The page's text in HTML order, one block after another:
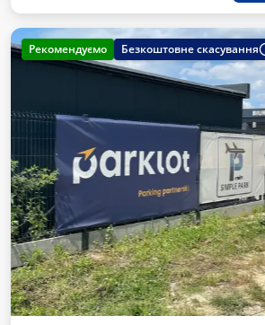
Рекомендуємо Безкоштовне скасування